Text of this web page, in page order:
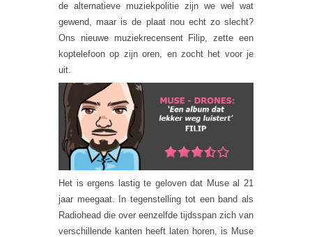
de alternatieve muziekpolitie zijn we wel wat
gewend, maar is de plaat nou echt zo slecht?
Ons nieuwe muziekrecensent Filip, zette een
koptelefoon op zijn oren, en zocht het voor je
uit.
Het is ergens lastig te geloven dat Muse al 21
jaar meegaat. In tegenstelling tot een band als
Radiohead die over eenzelfde tijdsspan zich van
verschillende kanten heeft laten horen, is Muse